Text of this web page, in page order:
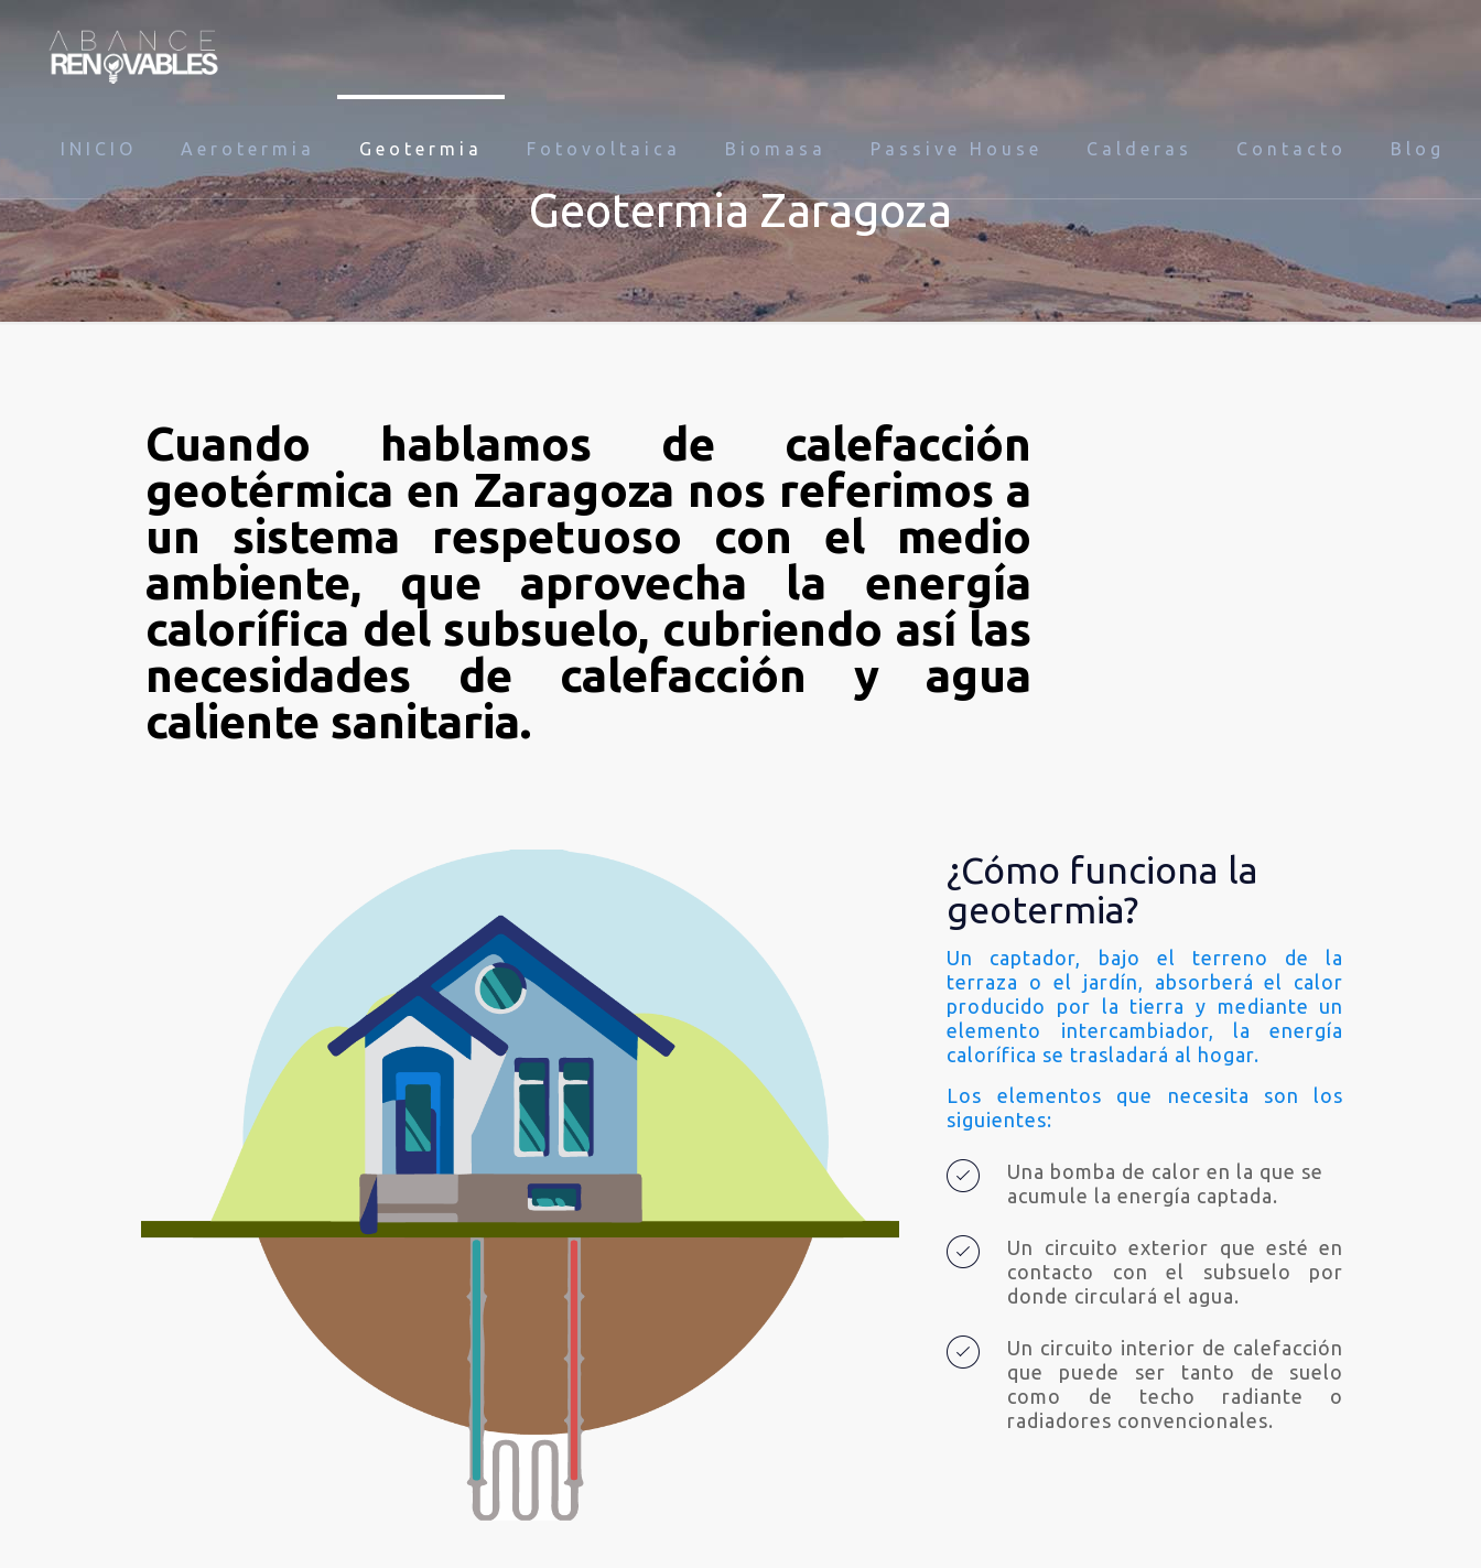
INICIO Aerotermia Geotermia Fotovoltaica Biomasa Passive House Calderas Contacto Blog
Geotermia Zaragoza
Cuando hablamos de calefacción
geotérmica en Zaragoza nos referimos a
un sistema respetuoso con el medio
ambiente, que aprovecha la energía
calorífica del subsuelo, cubriendo así las
necesidades de calefacción y agua
caliente sanitaria.
¿Cómo funciona la
geotermia?
Un captador, bajo el terreno de la
terraza o el jardín, absorberá el calor
producido por la tierra y mediante un
elemento intercambiador, la energía
calorífica se trasladará al hogar.
Los elementos que necesita son los
siguientes:
Una bomba de calor en la que se
acumule la energía captada.
Un circuito exterior que esté en
contacto con el subsuelo por
donde circulará el agua.
Un circuito interior de calefacción
que puede ser tanto de suelo
como de techo radiante o
radiadores convencionales.